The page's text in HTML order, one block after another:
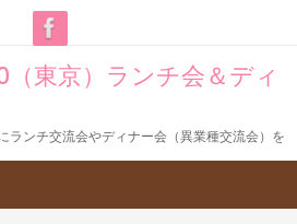
（東京）ランチ会＆ディ
ランチ交流会やディナー会（異業種交流会）を